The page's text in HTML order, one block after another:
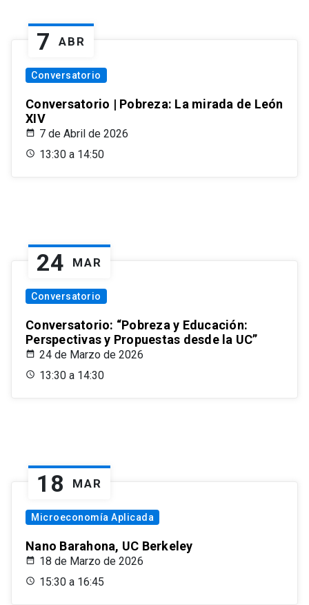
7 ABR
Conversatorio
Conversatorio | Pobreza: La mirada de León
XIV
7 de Abril de 2026
13:30 a 14:50
24 MAR
Conversatorio
Conversatorio: “Pobreza y Educación:
Perspectivas y Propuestas desde la UC”
24 de Marzo de 2026
13:30 a 14:30
18 MAR
Microeconomía Aplicada
Nano Barahona, UC Berkeley
18 de Marzo de 2026
15:30 a 16:45